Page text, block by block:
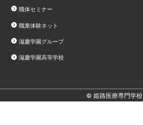
職体セミナー
職業体験ネット
滋慶学園グループ
滋慶学園高等学校
© 姫路医療専門学校